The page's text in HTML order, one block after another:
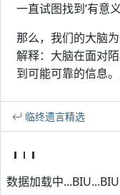
一直试图找到‘有意义
那么，我们的大脑
解释：大脑在面对
到可能可靠的信息。
临终遗言精选
数据加载中